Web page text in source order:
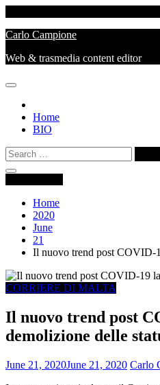
content
Carlo Campione
Web & trasmedia content editor
Home
BIO
Search
for:
Home
2020
June
21
Il nuovo trend post COVID-
CORRIERE DI MALTA
Il nuovo trend post
demolizione delle
June 21, 2020June 21, 2020 Carlo